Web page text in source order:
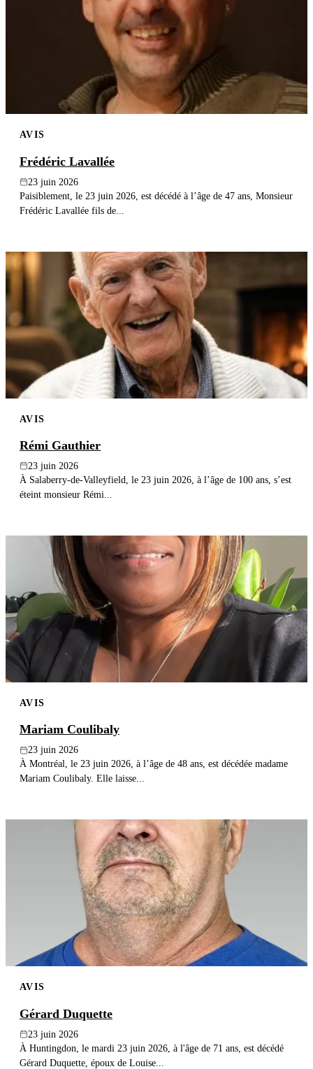
AVIS
Frédéric Lavallée
23 juin 2026
Paisiblement, le 23 juin 2026, est décédé à l’âge de 47 ans, Monsieur
Frédéric Lavallée fils de...
AVIS
Rémi Gauthier
23 juin 2026
À Salaberry-de-Valleyfield, le 23 juin 2026, à l’âge de 100 ans, s’est
éteint monsieur Rémi...
AVIS
Mariam Coulibaly
23 juin 2026
À Montréal, le 23 juin 2026, à l’âge de 48 ans, est décédée madame
Mariam Coulibaly. Elle laisse...
AVIS
Gérard Duquette
23 juin 2026
À Huntingdon, le mardi 23 juin 2026, à l'âge de 71 ans, est décédé
Gérard Duquette, époux de Louise...